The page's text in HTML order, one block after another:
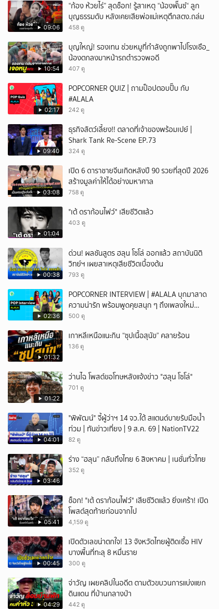
09:06
“ก้อง ห้วยไร่” สุดช็อก! รู้สาเหตุ “น้องพั๊นซ์“ ลูก
บุญธรรมดับ หลังเคยเสียพ่อแม่เหตุตึกสตง.ถล่ม
458 ดู
10:54
บุญใหญ่! รองเทน ช่วยหมูที่กำลังถูกพาไปโรงเชือ_
น้องตกลงมาหน้ารถตำรวจพอดี
407 ดู
02:17
POPCORNER QUIZ | ถามป็อปตอบปั๊บ กับ
#ALALA
242 ดู
09:40
ธุรกิจสัตว์เลี้ยง!! ตลาดที่เจ้าของพร้อมเปย์ |
Shark Tank Re-Scene EP.73
324 ดู
03:08
เปิด 6 ดาราชายจีนเกิดหลังปี 90 รวยที่สุดปี 2026
สร้างมูลค่าให้ได้อย่างมหาศาล
758 ดู
01:04
"เต้ ดราก้อนไฟว์" เสียชีวิตแล้ว
403 ดู
00:38
ด่วน! ผลชันสูตร ฮลุน โซโล่ ออกแล้ว สถาบันนิติ
วิทย์ฯ เผยสาเหตุเสียชีวิตเบื้องต้น
793 ดู
02:36
POPCORNER INTERVIEW | #ALALA บุกมาสาด
ความน่ารัก พร้อมพูดคุยสนุก ๆ ถึงเพลงใหม่
'ON&OFF'
500 ดู
01:32
เกาหลีเหนือแนะกิน “ซุปเนื้อสุนัข” คลายร้อน
136 ดู
01:22
ว่านไฉ โพสต์ขอโทษหลังแจ้งข่าว "ฮลุน โซโล่"
701 ดู
04:01
"พิพัฒน์" จี้ผู้ว่าฯ 14 จว.ใต้ สแตนด์บายรับมือน้ำ
ท่วม | ทันข่าวเที่ยง | 9 ส.ค. 69 | NationTV22
82 ดู
03:46
ร่าง “ฮลุน” กลับถึงไทย 6 สิงหาคม | เนชั่นทั่วไทย
352 ดู
05:41
ช็อก! "เต้ ดราก้อนไฟว์" เสียชีวิตแล้ว ยิ่งเศร้า! เปิด
โพสต์สุดท้ายก่อนจากไป
4,159 ดู
00:45
เปิดตัวเลขน่าตกใจ! 13 จังหวัดไทยผู้ติดเชื้อ HIV
บางพื้นที่ทะลุ 8 หมื่นราย
300 ดู
04:29
จ่าวัญ เผยคลิปในอดีต ตามตัวขบวนการแบ่งแยก
ดินแดน ที่บ้านกลางป่า
442 ดู